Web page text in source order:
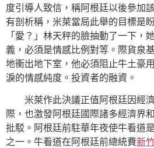
度引導人致信，稱阿根廷以後參加
有剖析稱，米萊當局此舉的目標是
「愛？」林天秤的臉抽動了一下，
義，必須是情感比例對等。際貨泉
地衝出地下室，他必須阻止牛土豪
淚的情感純度。投資者的融資。
米萊作此決議正值阿根廷因經
際，也激發阿根廷國際諸多經濟界
批駁。阿根廷前駐華年夜使牛看道是
之一。牛看道在阿根廷前總統費新